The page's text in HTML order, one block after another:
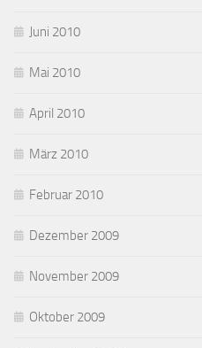
Juni 2010
Mai 2010
April 2010
März 2010
Februar 2010
Dezember 2009
November 2009
Oktober 2009